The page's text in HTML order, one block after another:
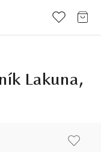
Lakuna,